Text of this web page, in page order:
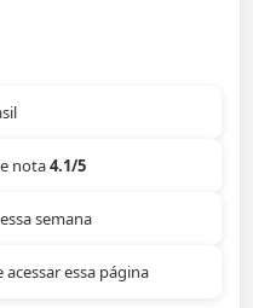
e nota4.1/5
essa semana
essa página